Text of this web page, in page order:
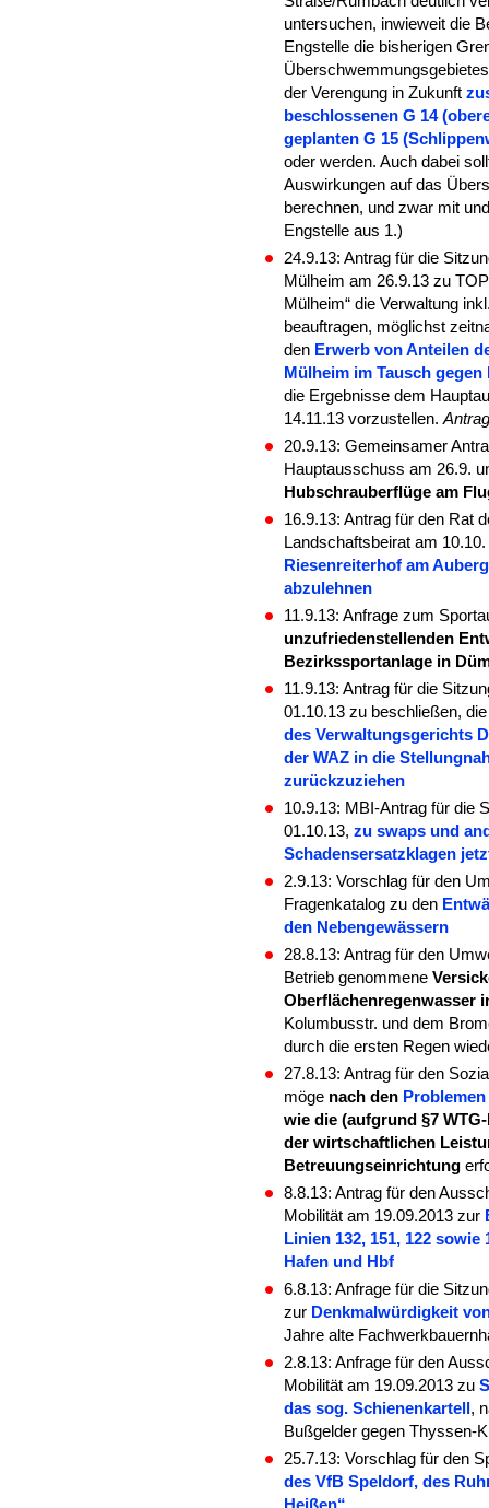
untersuchen, inwieweit die
Engstelle die bisherigen
der Verengung in Zukunft
beschlossenen G 14
geplanten G 15
oder werden. Auch dabei
Auswirkungen auf das
berechnen, und zwar mit
Engstelle aus 1.)
24.9.13: Antrag für die
Mülheim am 26.9.13 zu
Mülheim“ die Verwaltung
beauftragen, möglichst
den Erwerb von Anteilen
Mülheim im Tausch gegen
die Ergebnisse dem
14.11.13 vorzustellen.
20.9.13: Gemeinsamer
Hauptausschuss am 26.9.
Hubschrauberflüge am
16.9.13: Antrag für den Rat
Landschaftsbeirat am
Riesenreiterhof am
abzulehnen
11.9.13: Anfrage zum
unzufriedenstellenden
Bezirkssportanlage in
11.9.13: Antrag für die
01.10.13 zu beschließen,
des Verwaltungsgerichts
der WAZ in die
zurückzuziehen
10.9.13: MBI-Antrag für die
01.10.13, zu swaps und
Schadensersatzklagen
2.9.13: Vorschlag für den
Fragenkatalog zu den
den Nebengewässern
28.8.13: Antrag für den
Betrieb genommene
Oberflächenregenwasser
Kolumbusstr. und dem
durch die ersten Regen
27.8.13: Antrag für den
möge nach den
wie die (aufgrund §7
der wirtschaftlichen
Betreuungseinrichtung
8.8.13: Antrag für den
Mobilität am 19.09.2013 zur
Linien 132, 151, 122
Hafen und Hbf
6.8.13: Anfrage für die
zur Denkmalwürdigkeit
Jahre alte
2.8.13: Anfrage für den
Mobilität am 19.09.2013 zu
das sog. Schienenkartell ,
Bußgelder gegen Thyssen-
25.7.13: Vorschlag für den
des VfB Speldorf, des